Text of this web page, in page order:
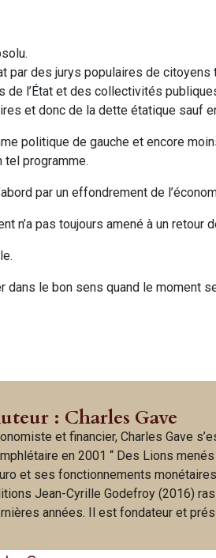
par des jurys populaires de citoyens
l’État et des collectivités
et donc de la dette étatique sauf
politique de gauche et encore
tel programme.
par un effondrement de
n’a pas toujours amené à un retour
dans le bon sens quand le moment
: Charles Gave
et financier, Charles Gave
en 2001 “ Des Lions
et ses fonctionnements
Jean-Cyrille Godefroy (2016)
années. Il est fondateur et